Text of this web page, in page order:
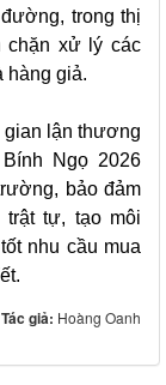
trong thị
chặn xử lý các
hàng giả.
gian lận thương
Ngọ 2026
bảo đảm
tự, tạo môi
nhu cầu mua
Tác giả: Hoàng Oanh